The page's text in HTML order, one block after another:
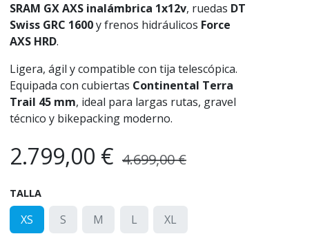
SRAM GX AXS inalámbrica 1x12v, ruedas DT
Swiss GRC 1600y frenos hidráulicos Force
AXS HRD.
Ligera, ágil y compatible con tija telescópica.
Equipada con cubiertas Continental Terra
Trail 45 mm, ideal para largas rutas, gravel
técnico y bikepacking moderno.
2.799,00 € 4.699,00€
TALLA
XS S M L XL